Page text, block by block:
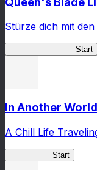
Stürze dich mit
Start
In Another
A Chill Life
Start